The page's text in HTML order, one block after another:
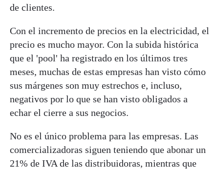
de clientes.
Con el incremento de precios en la electricidad, el
precio es mucho mayor. Con la subida histórica
que el 'pool' ha registrado en los últimos tres
meses, muchas de estas empresas han visto cómo
sus márgenes son muy estrechos e, incluso,
negativos por lo que se han visto obligados a
echar el cierre a sus negocios.
No es el único problema para las empresas. Las
comercializadoras siguen teniendo que abonar un
21% de IVA de las distribuidoras, mientras que